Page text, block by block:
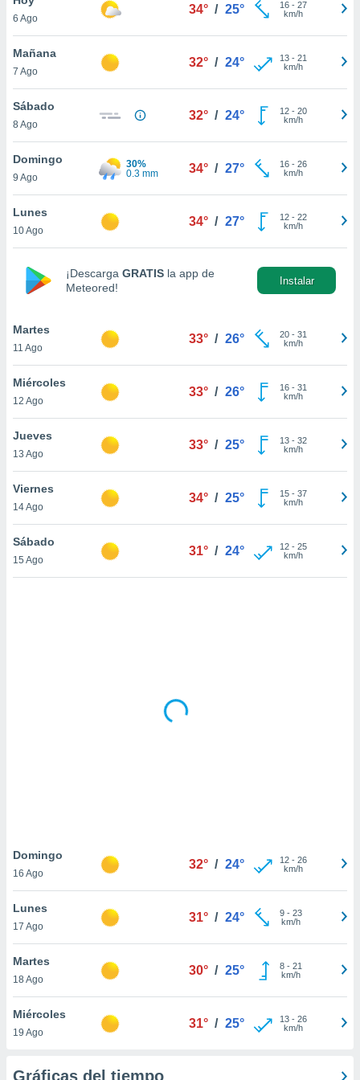
en
más
nuestra
de
aceptar
de
sitio
En
sean
el sitio
ni para
o
similares
como
sitio
de
traten tus
en
interés
su
6 Ago
34° / 25° 16- 27
km/h
Mañana
7 Ago
32° / 24° 13- 21
km/h
Sábado
8 Ago
32° / 24° 12- 20
km/h
Domingo
9 Ago
30%
0.3 mm
34° / 27° 16- 26
km/h
Lunes
10 Ago
34° / 27° 12- 22
km/h
¡Descarga GRATIS la app de
Meteored!
Instalar
Martes
11 Ago
33° / 26° 20- 31
km/h
Miércoles
12 Ago
33° / 26° 16- 31
km/h
Jueves
13 Ago
33° / 25° 13- 32
km/h
Viernes
14 Ago
34° / 25° 15- 37
km/h
Sábado
15 Ago
31° / 24° 12- 25
km/h
Domingo
16 Ago
32° / 24° 12- 26
km/h
Lunes
17 Ago
31° / 24° 9- 23
km/h
Martes
18 Ago
30° / 25° 8- 21
km/h
Miércoles
19 Ago
31° / 25° 13- 26
km/h
Gráficas del tiempo